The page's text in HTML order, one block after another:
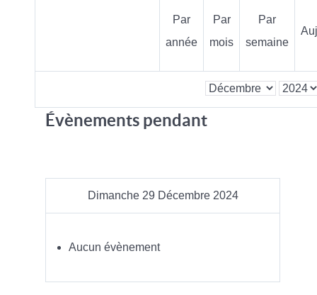
Par
année
Par
mois
Par
semaine
Évènements pendant
Dimanche 29 Décembre 2024
Aucun évènement